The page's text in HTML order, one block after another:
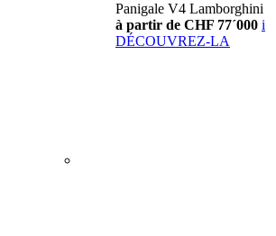
Panigale V4 Lamborghini
à partir de CHF 77´000 i
DÉCOUVREZ-LA